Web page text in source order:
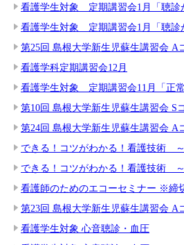
看護学生対象 定期講習会1月「聴診
看護学生対象 定期講習会1月「聴診
第25回 島根大学新生児蘇生講習会 A
看護学科定期講習会12月
看護学生対象 定期講習会11月「正常
第10回 島根大学新生児蘇生講習会 S
第24回 島根大学新生児蘇生講習会 A
できる！コツがわかる！看護技術
できる！コツがわかる！看護技術
看護師のためのエコーセミナー ※締
第23回 島根大学新生児蘇生講習会
看護学生対象 心音聴診・血圧